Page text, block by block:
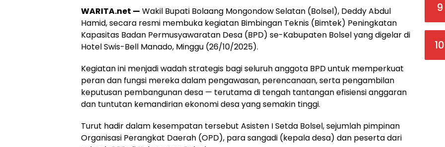
WARITA.net — Wakil Bupati Bolaang Mongondow Selatan (Bolsel), Deddy Abdul
Hamid, secara resmi membuka kegiatan Bimbingan Teknis (Bimtek) Peningkatan
Kapasitas Badan Permusyawaratan Desa (BPD) se-Kabupaten Bolsel yang digelar di
Hotel Swis-Bell Manado, Minggu (26/10/2025).
Kegiatan ini menjadi wadah strategis bagi seluruh anggota BPD untuk memperkuat
peran dan fungsi mereka dalam pengawasan, perencanaan, serta pengambilan
keputusan pembangunan desa — terutama di tengah tantangan efisiensi anggaran
dan tuntutan kemandirian ekonomi desa yang semakin tinggi.
Turut hadir dalam kesempatan tersebut Asisten I Setda Bolsel, sejumlah pimpinan
Organisasi Perangkat Daerah (OPD), para sangadi (kepala desa) dan peserta dari
9
10